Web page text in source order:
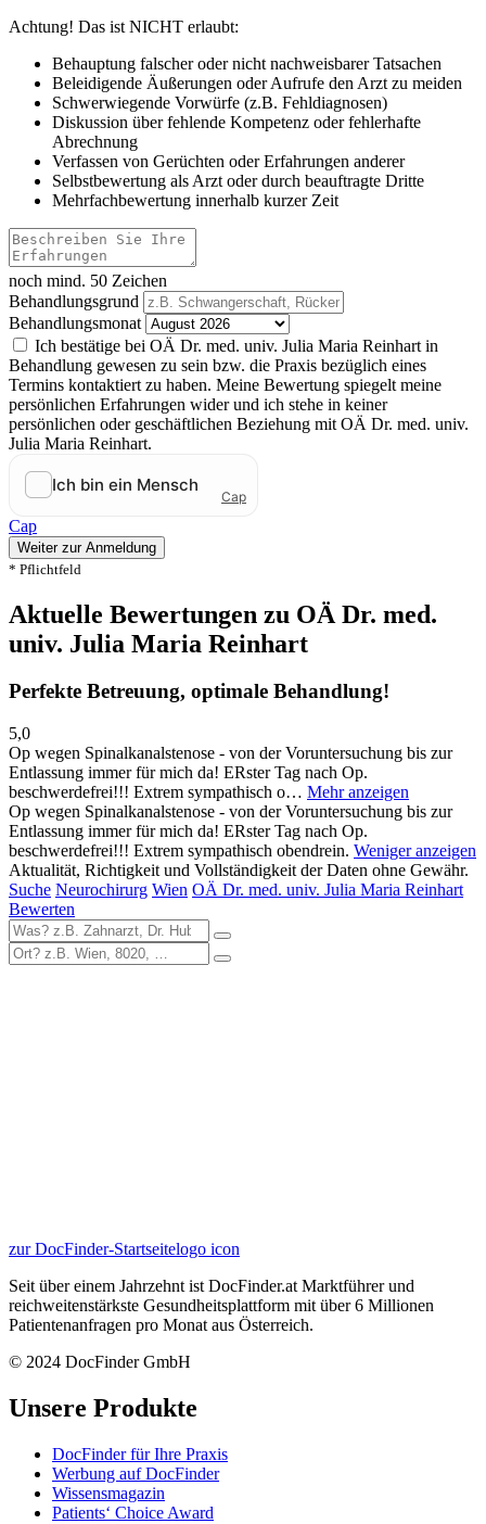
Achtung! Das ist NICHT erlaubt:
Behauptung falscher oder nicht nachweisbarer Tatsachen
Beleidigende Äußerungen oder Aufrufe den Arzt zu meiden
Schwerwiegende Vorwürfe (z.B. Fehldiagnosen)
Diskussion über fehlende Kompetenz oder fehlerhafte
Abrechnung
Verfassen von Gerüchten oder Erfahrungen anderer
Selbstbewertung als Arzt oder durch beauftragte Dritte
Mehrfachbewertung innerhalb kurzer Zeit
noch mind. 50 Zeichen
Behandlungsgrund
Behandlungsmonat
Ich bestätige bei OÄ Dr. med. univ. Julia Maria Reinhart in
Behandlung gewesen zu sein bzw. die Praxis bezüglich eines
Termins kontaktiert zu haben. Meine Bewertung spiegelt meine
persönlichen Erfahrungen wider und ich stehe in keiner
persönlichen oder geschäftlichen Beziehung mit OÄ Dr. med. univ.
Julia Maria Reinhart.
Cap
Weiter zur Anmeldung
* Pflichtfeld
Aktuelle Bewertungen zu OÄ Dr. med.
univ. Julia Maria Reinhart
Perfekte Betreuung, optimale Behandlung!
5,0
Op wegen Spinalkanalstenose - von der Voruntersuchung bis zur
Entlassung immer für mich da! ERster Tag nach Op.
beschwerdefrei!!! Extrem sympathisch o… Mehr anzeigen
Op wegen Spinalkanalstenose - von der Voruntersuchung bis zur
Entlassung immer für mich da! ERster Tag nach Op.
beschwerdefrei!!! Extrem sympathisch obendrein. Weniger anzeigen
Aktualität, Richtigkeit und Vollständigkeit der Daten ohne Gewähr.
Suche Neurochirurg Wien OÄ Dr. med. univ. Julia Maria Reinhart
Bewerten
zur DocFinder-Startseitelogo icon
Seit über einem Jahrzehnt ist DocFinder.at Marktführer und
reichweitenstärkste Gesundheitsplattform mit über 6 Millionen
Patientenanfragen pro Monat aus Österreich.
© 2024 DocFinder GmbH
Unsere Produkte
DocFinder für Ihre Praxis
Werbung auf DocFinder
Wissensmagazin
Patients‘ Choice Award